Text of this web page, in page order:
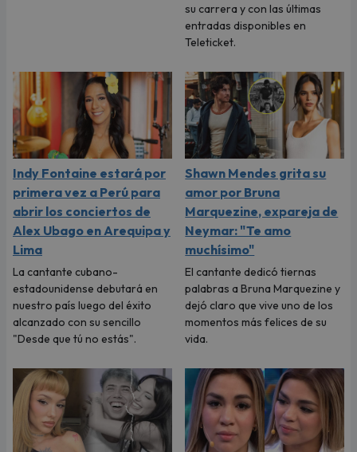
su carrera y con las últimas
entradas disponibles en
Teleticket.
Indy Fontaine estará por
primera vez a Perú para
abrir los conciertos de
Alex Ubago en Arequipa y
Lima
La cantante cubano-
estadounidense debutará en
nuestro país luego del éxito
alcanzado con su sencillo
"Desde que tú no estás".
Shawn Mendes grita su
amor por Bruna
Marquezine, expareja de
Neymar: "Te amo
muchísimo"
El cantante dedicó tiernas
palabras a Bruna Marquezine y
dejó claro que vive uno de los
momentos más felices de su
vida.